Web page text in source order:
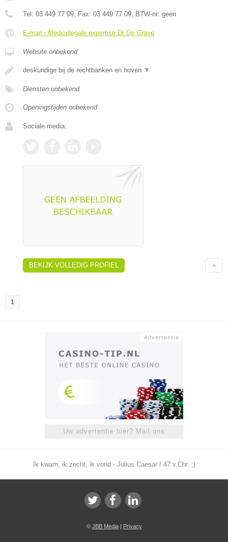
Tel: 03 449 77 09, Fax: 03 449 77 09, BTW-nr: geen
E-mail › Medicolegale expertise Dr De Grave
Website onbekend
deskundige bij de rechtbanken en hoven ▼
Diensten onbekend
Openingstijden onbekend
Sociale media:
BEKIJK VOLLEDIG PROFIEL
1
Uw advertentie hier? Mail ons
Ik kwam, ik zocht, ik vond - Julius Caesar / 47 v.Chr. ;)
© JBB Media| Privacy